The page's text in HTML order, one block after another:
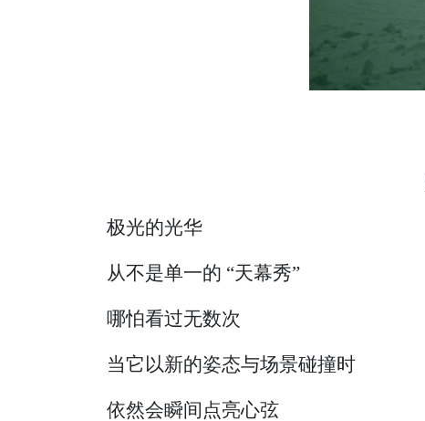
极光的光华
从不是单一的 “天幕秀”
哪怕看过无数次
当它以新的姿态与场景碰撞时
依然会瞬间点亮心弦